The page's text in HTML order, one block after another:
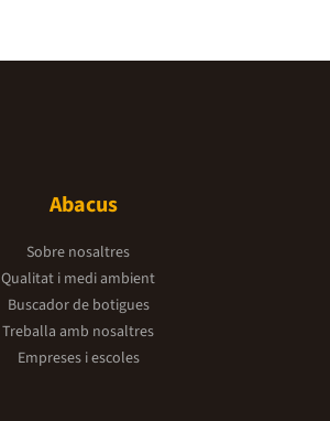
Abacus
Sobre nosaltres
Qualitat i medi ambient
Buscador de botigues
Treballa amb nosaltres
Empreses i escoles